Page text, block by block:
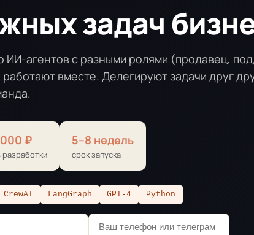
задач
ИИ-агентов с разными ролями (продавец,
работают вместе. Делегируют задачи друг
₽ 5–8 недель
срок запуска
CrewAI LangGraph GPT-4 Python